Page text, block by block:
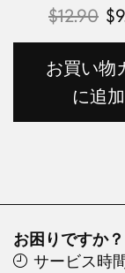
$12.90 $
お買い物
に追加
お困りですか？
サービス時